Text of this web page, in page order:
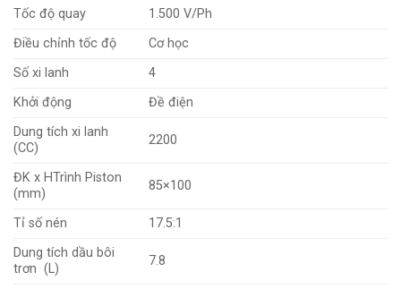
Tốc độ quay
1.500 V/Ph
Điều chỉnh tốc độ
Cơ học
Số xi lanh
4
Khởi động
Đề điện
Dung tích xi lanh
(CC)
2200
ĐK x HTrình Piston
(mm)
85×100
Tỉ số nén
17.5:1
Dung tích dầu bôi
trơn (L)
7.8